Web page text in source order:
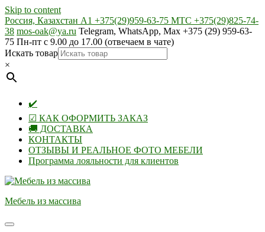
Skip to content
Россия, Казахстан А1 +375(29)959-63-75 МТС +375(29)825-74-
38 mos-oak@ya.ru Telegram, WhatsApp, Max +375 (29) 959-63-
75 Пн-пт с 9.00 до 17.00 (отвечаем в чате)
Искать товар
×
✔️
☑ КАК ОФОРМИТЬ ЗАКАЗ
🚚 ДОСТАВКА
КОНТАКТЫ
ОТЗЫВЫ И РЕАЛЬНОЕ ФОТО МЕБЕЛИ
Программа лояльности для клиентов
Мебель из массива